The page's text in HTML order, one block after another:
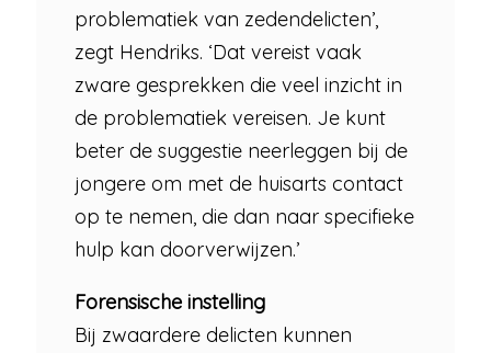
problematiek van zedendelicten’,
zegt Hendriks. ‘Dat vereist vaak
zware gesprekken die veel inzicht in
de problematiek vereisen. Je kunt
beter de suggestie neerleggen bij de
jongere om met de huisarts contact
op te nemen, die dan naar specifieke
hulp kan doorverwijzen.’
Forensische instelling
Bij zwaardere delicten kunnen